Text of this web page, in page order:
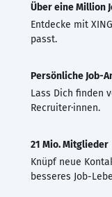
Über eine Million
Entdecke mit
passt.
Persönliche Job-
Lass Dich finden
Recruiter·innen.
21 Mio. Mitglieder
Knüpf neue
besseres Job-